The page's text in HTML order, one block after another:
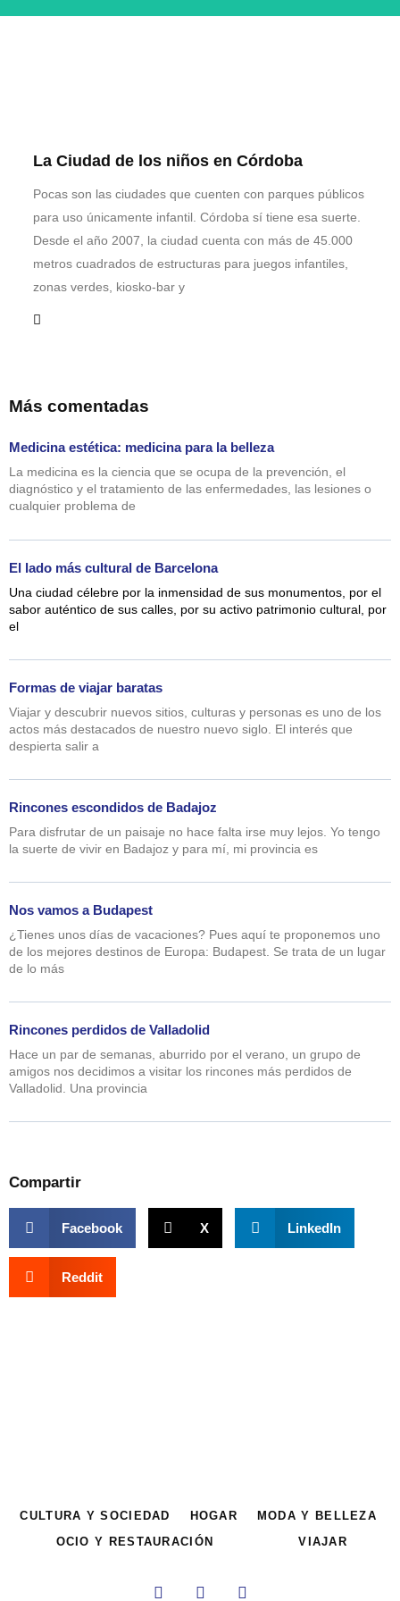
La Ciudad de los niños en Córdoba
Pocas son las ciudades que cuenten con parques públicos
para uso únicamente infantil. Córdoba sí tiene esa suerte.
Desde el año 2007, la ciudad cuenta con más de 45.000
metros cuadrados de estructuras para juegos infantiles,
zonas verdes, kiosko-bar y
Más comentadas
Medicina estética: medicina para la belleza
La medicina es la ciencia que se ocupa de la prevención, el
diagnóstico y el tratamiento de las enfermedades, las lesiones o
cualquier problema de
El lado más cultural de Barcelona
Una ciudad célebre por la inmensidad de sus monumentos, por el
sabor auténtico de sus calles, por su activo patrimonio cultural, por
el
Formas de viajar baratas
Viajar y descubrir nuevos sitios, culturas y personas es uno de los
actos más destacados de nuestro nuevo siglo. El interés que
despierta salir a
Rincones escondidos de Badajoz
Para disfrutar de un paisaje no hace falta irse muy lejos. Yo tengo
la suerte de vivir en Badajoz y para mí, mi provincia es
Nos vamos a Budapest
¿Tienes unos días de vacaciones? Pues aquí te proponemos uno
de los mejores destinos de Europa: Budapest. Se trata de un lugar
de lo más
Rincones perdidos de Valladolid
Hace un par de semanas, aburrido por el verano, un grupo de
amigos nos decidimos a visitar los rincones más perdidos de
Valladolid. Una provincia
Compartir
Facebook X LinkedIn
Reddit
CULTURA Y SOCIEDAD HOGAR
MODA Y BELLEZA
OCIO Y RESTAURACIÓN
VIAJAR
F
T
I